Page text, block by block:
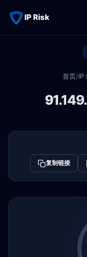
IP Risk
首页/IP
复制链接